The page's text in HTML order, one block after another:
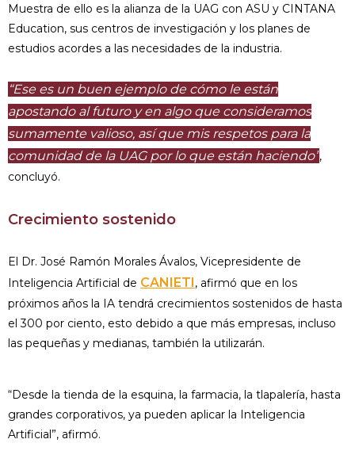
Muestra de ello es la alianza de la UAG con ASU y CINTANA
Education, sus centros de investigación y los planes de
estudios acordes a las necesidades de la industria.
“Ese es un buen ejemplo de cómo le están
apostando al futuro y en algo que consideramos
sumamente valioso, así que mis respetos para la
comunidad de la UAG por lo que están haciendo”,
concluyó.
Crecimiento sostenido
El Dr. José Ramón Morales Ávalos, Vicepresidente de
Inteligencia Artificial de CANIETI , afirmó que en los
próximos años la IA tendrá crecimientos sostenidos de hasta
el 300 por ciento, esto debido a que más empresas, incluso
las pequeñas y medianas, también la utilizarán.
“Desde la tienda de la esquina, la farmacia, la tlapalería, hasta
grandes corporativos, ya pueden aplicar la Inteligencia
Artificial”, afirmó.